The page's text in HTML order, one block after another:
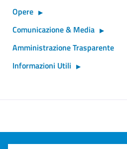
Opere
Comunicazione & Media
Amministrazione Trasparente
Informazioni Utili